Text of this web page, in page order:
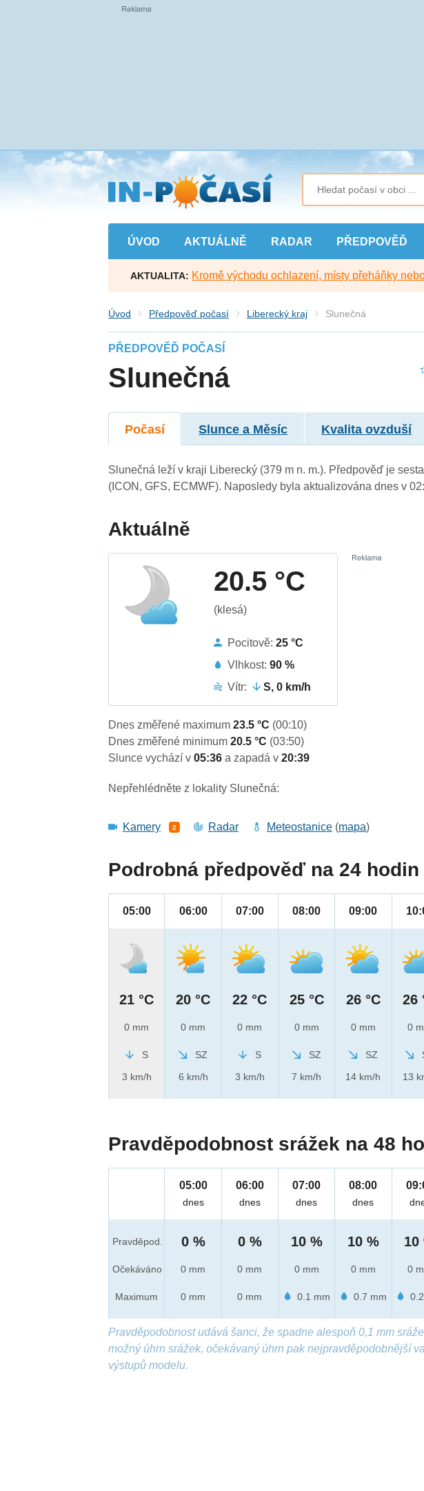
Přejít
na
hlavní
obsah
ÚVOD AKTUÁLNĚ RADAR PŘEDPOVĚĎ
AKTUALITA: Kromě východu ochlazení, místy přeháňky
Úvod Předpověď počasí Liberecký kraj Slunečná
PŘEDPOVĚĎ POČASÍ
Slunečná
Počasí Slunce a Měsíc Kvalita ovzduší
Slunečná leží v kraji Liberecký (379 m n. m.). Předpověď je
(ICON, GFS, ECMWF). Naposledy byla aktualizována dnes v
Aktuálně
20.5 °C
(klesá)
Pocitově:25 °C
Vlhkost:90 %
Vítr:
S, 0 km/h
Dnes změřené maximum23.5 °C (00:10)
Dnes změřené minimum20.5 °C (03:50)
Slunce vychází v05:36a zapadá v20:39
Nepřehlédněte z lokality Slunečná:
Kamery 2 Radar Meteostanice (mapa)
Podrobná předpověď na 24 hodin
05:00
21 °C
0 mm
S
3 km/h
06:00
20 °C
0 mm
SZ
6 km/h
07:00
22 °C
0 mm
S
3 km/h
08:00
25 °C
0 mm
SZ
7 km/h
09:00
26 °C
0 mm
SZ
14 km/h
26
0
13
Pravděpodobnost srážek na 48
Pravděpod.
Očekáváno
Maximum
05:00
dnes
0 %
0 mm
0 mm
06:00
dnes
0 %
0 mm
0 mm
07:00
dnes
10 %
0 mm
0.1 mm
08:00
dnes
10 %
0 mm
0.7 mm
10
0
Pravděpodobnost udává šanci, že spadne alespoň 0,1 mm
možný úhrn srážek, očekávaný úhrn pak nejpravděpodobnější
výstupů modelu.